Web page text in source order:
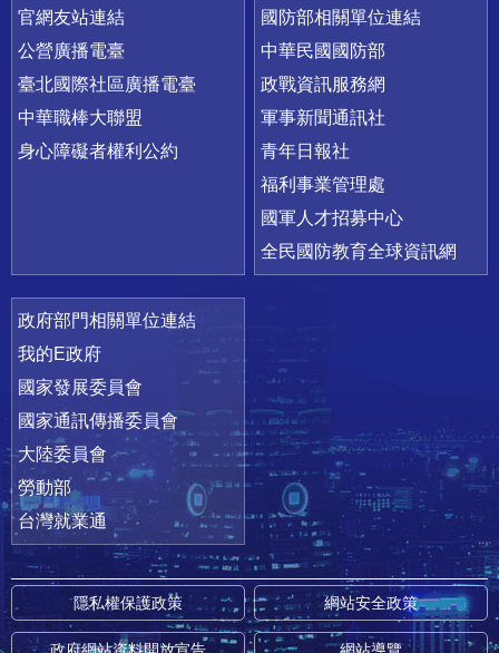
官網友站連結
公營廣播電臺
臺北國際社區廣播電臺
中華職棒大聯盟
身心障礙者權利公約
國防部相關單位連結
中華民國國防部
政戰資訊服務網
軍事新聞通訊社
青年日報社
福利事業管理處
國軍人才招募中心
全民國防教育全球資訊網
政府部門相關單位連結
我的E政府
國家發展委員會
國家通訊傳播委員會
大陸委員會
勞動部
台灣就業通
隱私權保護政策 網站安全政策